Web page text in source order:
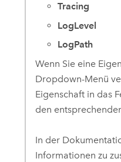
Tracing
LogLevel
LogPath
Wenn Sie eine
Dropdown-Menü
Eigenschaft in das
den
In der
Informationen zu